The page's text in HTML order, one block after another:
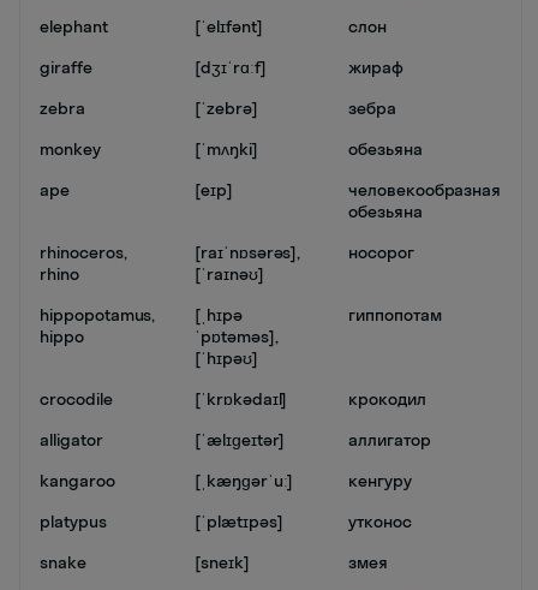
elephant
[ˈelɪfənt]
слон
giraffe
[dʒɪˈrɑːf]
жираф
zebra
[ˈzebrə]
зебра
monkey
[ˈmʌŋki]
обезьяна
ape
[eɪp]
человекообразная
обезьяна
rhinoceros,
rhino
[raɪˈnɒsərəs],
[ˈraɪnəʊ]
носорог
hippopotamus,
hippo
[ˌhɪpə
ˈpɒtəməs],
[ˈhɪpəʊ]
гиппопотам
crocodile [ˈkrɒkədaɪl]
крокодил
alligator
[ˈælɪɡeɪtər]
аллигатор
kangaroo
[ˌkæŋɡərˈuː]
кенгуру
platypus
[ˈplætɪpəs]
утконос
snake
[sneɪk]
змея